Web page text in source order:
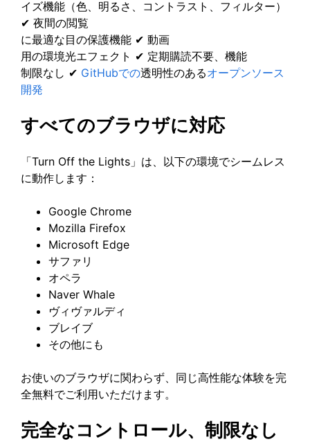
イズ機能（色、明るさ、コントラスト、フィルター）
✔ 夜間の閲覧
に最適な目の保護機能 ✔ 動画
用の環境光エフェクト ✔ 定期購読不要、機能
制限なし ✔ GitHubでの透明性のあるオープンソース
開発
すべてのブラウザに対応
「Turn Off the Lights」は、以下の環境でシームレス
に動作します：
Google Chrome
Mozilla Firefox
Microsoft Edge
サファリ
オペラ
Naver Whale
ヴィヴァルディ
ブレイブ
その他にも
お使いのブラウザに関わらず、同じ高性能な体験を完
全無料でご利用いただけます。
完全なコントロール、制限なし